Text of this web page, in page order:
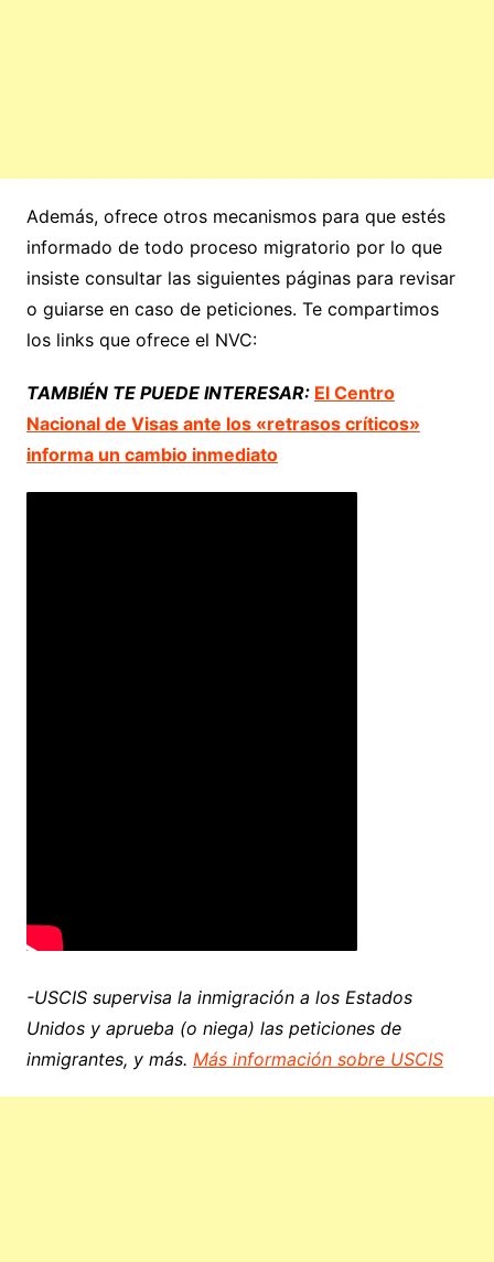
Además, ofrece otros mecanismos para que estés
informado de todo proceso migratorio por lo que
insiste consultar las siguientes páginas para revisar
o guiarse en caso de peticiones. Te compartimos
los links que ofrece el NVC:
TAMBIÉN TE PUEDE INTERESAR: El Centro
Nacional de Visas ante los «retrasos críticos»
informa un cambio inmediato
-USCIS supervisa la inmigración a los Estados
Unidos y aprueba (o niega) las peticiones de
inmigrantes, y más. Más información sobre USCIS